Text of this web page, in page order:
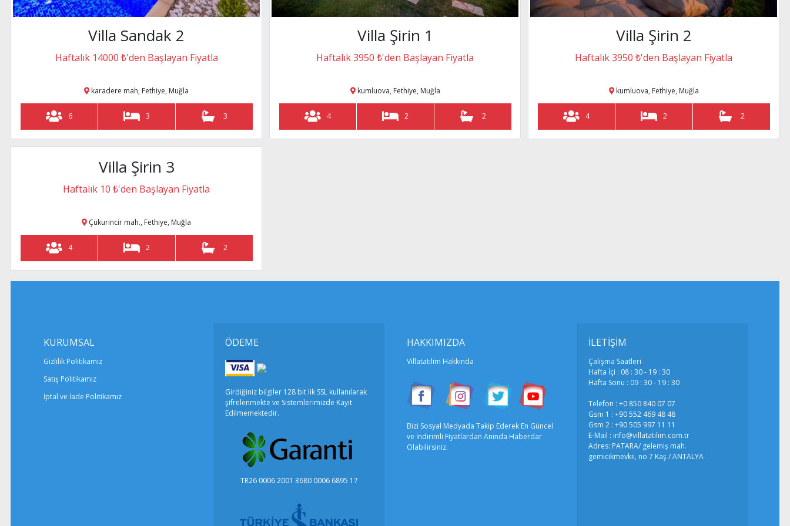
2
muhafazakar
Villa Karaman
Haftalık 4950 ₺
patara, Kalkan, Antalya
muhafazakar
Villa Anka 2
Haftalık 3950 ₺
sarıbelen mevkii, Kalkan, Antalya
deniz manzaralı
Villa Çırağan
Haftalık 7000 ₺
akbel mevkii, Kalkan, Antalya
8
Villa Twens 1
Villa Sandak 2
Haftalık 14000 ₺'den Başlayan Fiyatla
karadere mah, Fethiye, Muğla
6 3 3
Villa Şirin 1
Haftalık 3950 ₺'den Başlayan Fiyatla
kumluova, Fethiye, Muğla
4 2 2
Villa Şirin 2
Haftalık 3950 ₺'den Başlayan Fiyatla
kumluova, Fethiye, Muğla
4 2 2
Muhafazakar villa Villa Şirin 3
Haftalık 10 ₺'den Başlayan Fiyatla
Çukurincir mah., Fethiye, Muğla
4 2 2
KURUMSAL
Gizlilik Politikamız
Satış Politikamız
İptal ve İade Politikamız
ÖDEME
Girdiğiniz bilgiler 128 bit lik SSL kullanılarak
şifrelenmekte ve Sistemlerimizde Kayıt
Edilmemektedir.
TR26 0006 2001 3680 0006 6895 17
HAKKIMIZDA
Villatatilim Hakkında
Bizi Sosyal Medyada Takip Ederek En Güncel
ve İndirimli Fiyatlardan Anında Haberdar
Olabilirsiniz.
İLETİŞİM
Çalışma Saatleri
Hafta İçi : 08 : 30 - 19 : 30
Hafta Sonu : 09 : 30 - 19 : 30
Telefon : +0 850 840 07 07
Gsm 1 : +90 552 469 48 48
Gsm 2 : +90 505 997 11 11
E-Mail : info@villatatilim.com.tr
Adres: PATARA/ gelemiş mah.
gemicikmevkii, no 7 Kaş / ANTALYA